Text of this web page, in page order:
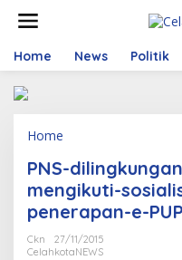
t
Home News Politik
Home
t
a
c
h
m
e
PNS-
mengikuti-
penerapan-e-
Ckn
27/11/2015
CelahkotaNEWS